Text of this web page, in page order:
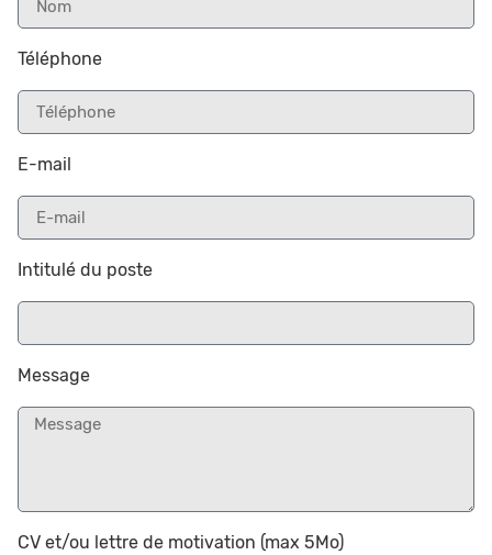
Téléphone
E-mail
Intitulé du poste
Message
CV et/ou lettre de motivation (max 5Mo)